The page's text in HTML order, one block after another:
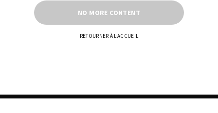
NO MORE CONTENT
RETOURNER À L’ACCUEIL